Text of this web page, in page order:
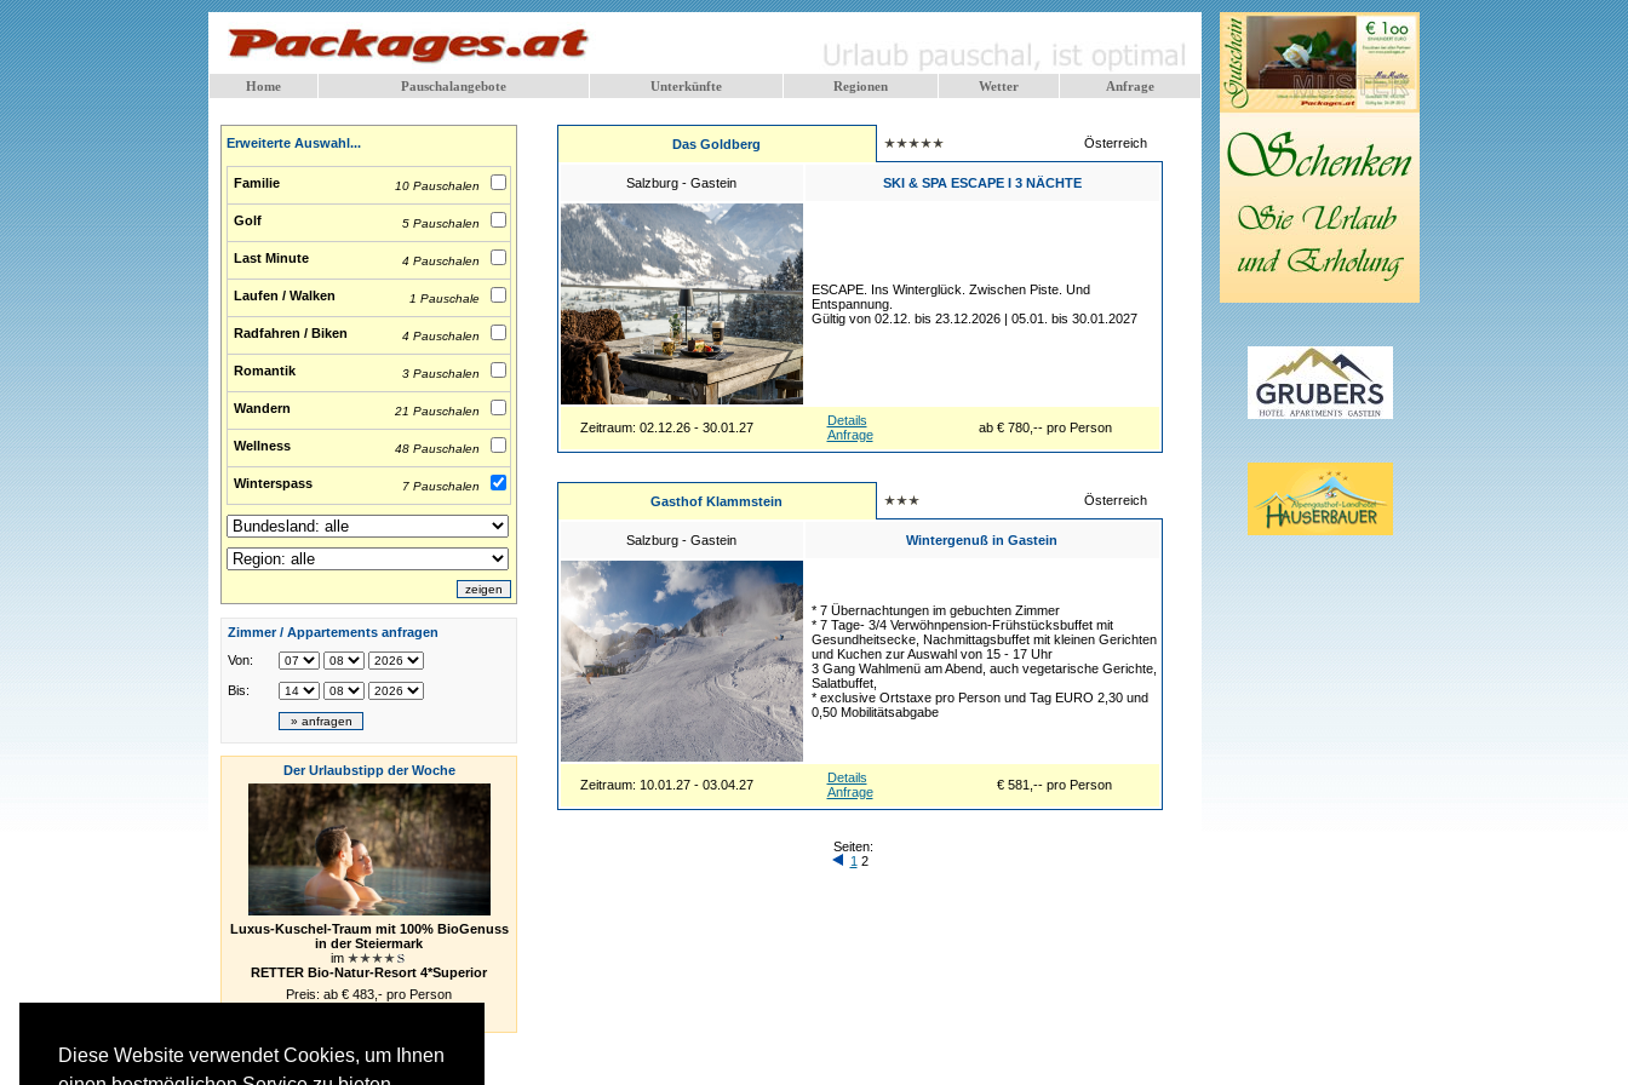
Diese Website verwendet Cookies, um Ihnen
Home Pauschalangebote Unterkünfte Regionen Wetter Anfrage
Erweiterte Auswahl...
Familie 10 Pauschalen
Golf 5 Pauschalen
Last Minute 4 Pauschalen
Laufen / Walken 1 Pauschale
Radfahren / Biken 4 Pauschalen
Romantik 3 Pauschalen
Wandern 21 Pauschalen
Wellness 48 Pauschalen
Winterspass 7 Pauschalen
Zimmer / Appartements anfragen
Von:
Bis:
Der Urlaubstipp der Woche
Luxus-Kuschel-Traum mit 100% BioGenuss
in der Steiermark
im
RETTER Bio-Natur-Resort 4*Superior
Preis: ab € 483,- pro Person
Das Goldberg Österreich
Salzburg - Gastein SKI & SPA ESCAPE I 3 NÄCHTE
ESCAPE. Ins Winterglück. Zwischen Piste. Und
Entspannung.
Gültig von 02.12. bis 23.12.2026 | 05.01. bis 30.01.2027
Zeitraum: 02.12.26 - 30.01.27
Details
Anfrage
ab € 780,-- pro Person
Gasthof Klammstein Österreich
Salzburg - Gastein Wintergenuß in Gastein
* 7 Übernachtungen im gebuchten Zimmer
* 7 Tage- 3/4 Verwöhnpension-Frühstücksbuffet mit
Gesundheitsecke, Nachmittagsbuffet mit kleinen Gerichten
und Kuchen zur Auswahl von 15 - 17 Uhr
3 Gang Wahlmenü am Abend, auch vegetarische Gerichte,
Salatbuffet,
* exclusive Ortstaxe pro Person und Tag EURO 2,30 und
0,50 Mobilitätsabgabe
Zeitraum: 10.01.27 - 03.04.27
Details
Anfrage
€ 581,-- pro Person
Seiten:
1 2